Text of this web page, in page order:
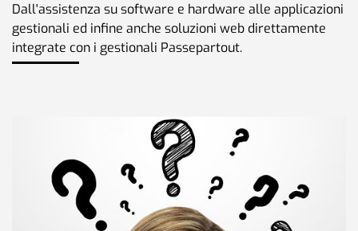
Dall'assistenza su software e hardware alle applicazioni
gestionali ed infine anche soluzioni web direttamente
integrate con i gestionali Passepartout.